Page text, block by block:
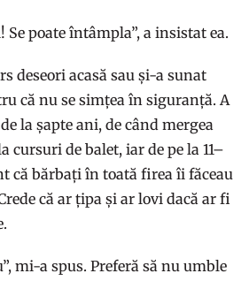
Se poate întâmpla”, a insistat ea.
deseori acasă sau și-a sunat
că nu se simțea în siguranță. A
la șapte ani, de când mergea
cursuri de balet, iar de pe la 11–
că bărbați în toată firea îi făceau
că ar țipa și ar lovi dacă ar fi
mi-a spus. Preferă să nu umble